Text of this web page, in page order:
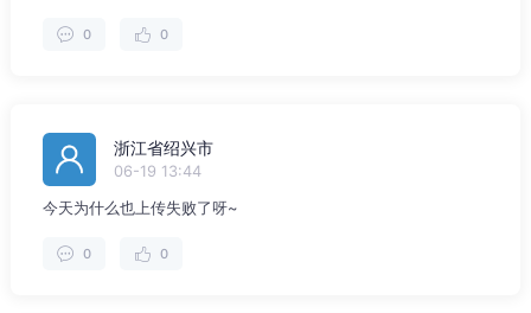
0 0
浙江省绍兴市
06-19 13:44
今天为什么也上传失败了呀~
0 0